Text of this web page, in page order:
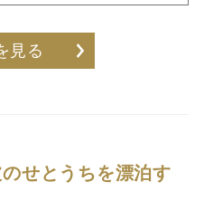
見る
せとうちを漂泊す